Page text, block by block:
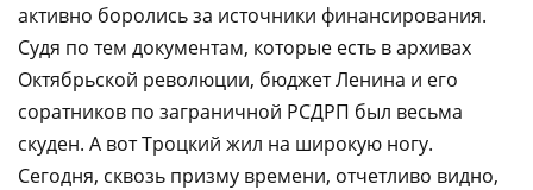
активно боролись за источники финансирования.
Судя по тем документам, которые есть в архивах
Октябрьской революции, бюджет Ленина и его
соратников по заграничной РСДРП был весьма
скуден. А вот Троцкий жил на широкую ногу.
Сегодня, сквозь призму времени, отчетливо видно,